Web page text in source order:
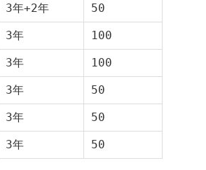
3年+2年 50
3年 100
3年 100
3年 50
3年 50
3年 50